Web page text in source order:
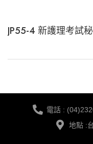
JP55-4 新護理考試
電話 :
地點 :